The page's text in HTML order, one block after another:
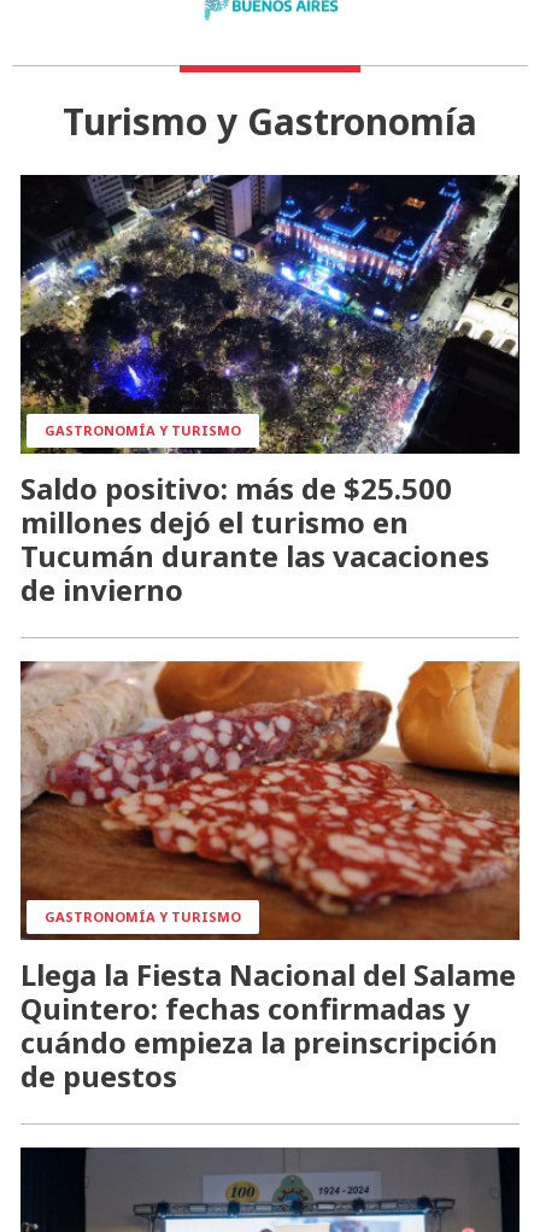
Turismo y Gastronomía
GASTRONOMÍA Y TURISMO
Saldo positivo: más de $25.500
millones dejó el turismo en
Tucumán durante las vacaciones
de invierno
GASTRONOMÍA Y TURISMO
Llega la Fiesta Nacional del Salame
Quintero: fechas confirmadas y
cuándo empieza la preinscripción
de puestos